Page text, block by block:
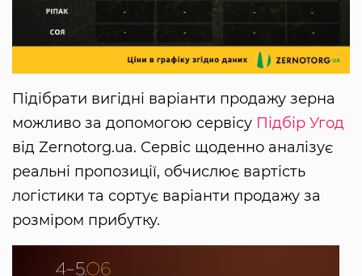
Підібрати вигідні варіанти продажу зерна
можливо за допомогою сервісу Підбір Угод
від Zernotorg.ua. Сервіс щоденно аналізує
реальні пропозиції, обчислює вартість
логістики та сортує варіанти продажу за
розміром прибутку.